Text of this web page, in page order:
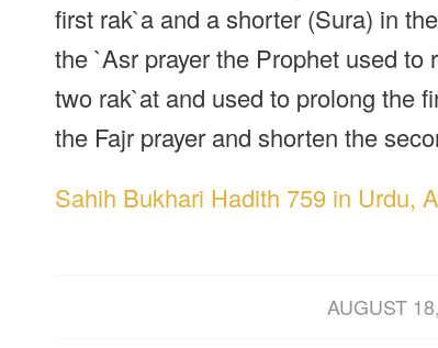
first rak`a and a shorter (Sura) in
the `Asr prayer the Prophet used
two rak`at and used to prolong the
the Fajr prayer and shorten the
Sahih Bukhari Hadith 759 in Urdu,
AUGUST /